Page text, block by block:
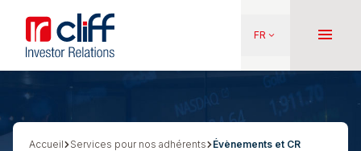
contenu
principal
Aller directement au contenu
FR keyboard_arrow_down menu
Fil
Accueil Services pour nos adhérents Évènements et CR